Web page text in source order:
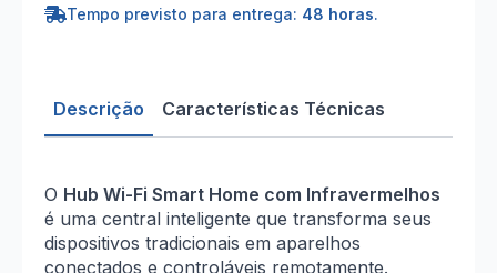
SmartTempo previsto para entrega: 48 horas.
Descrição Características Técnicas
O Hub Wi-Fi Smart Home com Infravermelhos
é uma central inteligente que transforma seus
dispositivos tradicionais em aparelhos
conectados e controláveis remotamente.